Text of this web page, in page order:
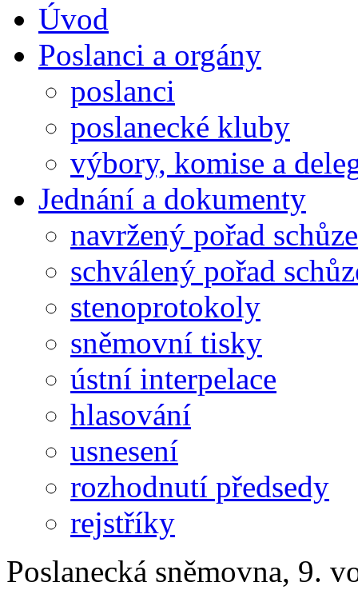
Úvod
Poslanci a orgány
poslanci
poslanecké kluby
výbory, komise a
Jednání a dokumenty
navržený pořad schůze
schválený pořad
stenoprotokoly
sněmovní tisky
ústní interpelace
hlasování
usnesení
rozhodnutí předsedy
rejstříky
Poslanecká sněmovna, 9.